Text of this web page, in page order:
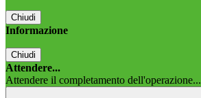
Chiudi
Informazione
Chiudi
Attendere...
Attendere il completamento dell'operazione...